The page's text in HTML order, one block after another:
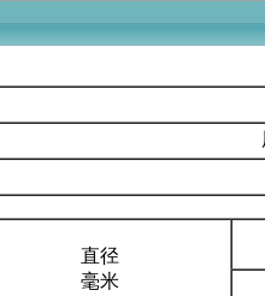
直径
毫米